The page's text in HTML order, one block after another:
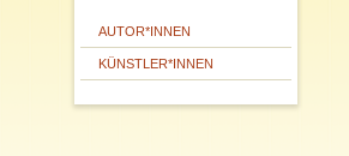
AUTOR*INNEN
KÜNSTLER*INNEN